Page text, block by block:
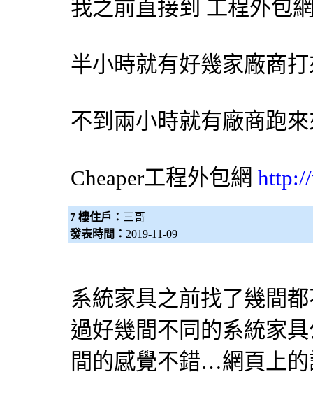
我之前直接到 工程外包
半小時就有好幾家廠商
不到兩小時就有廠商跑
Cheaper工程外包網
7 樓住戶： 三哥
發表時間： 2019-11-09
系統家具之前找了幾間
過好幾間不同的系統家
間的感覺不錯…網頁上